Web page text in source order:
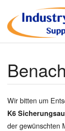
Wir bitten um
K6
der gewünschten